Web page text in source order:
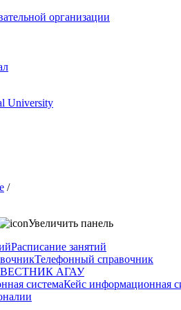
организации
University
/
Увеличить панель
Расписание занятий
Телефонный справочник
ВЕСТНИК АГАУ
Кейс информационная